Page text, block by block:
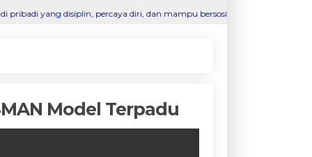
percaya diri, dan mampu bersosialisasi. Membekali saya dengan
Model Terpadu